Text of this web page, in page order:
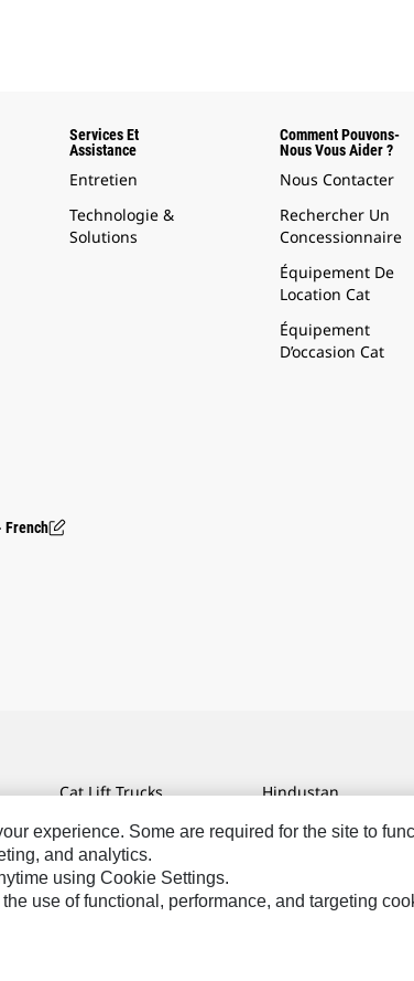
Services Et
Assistance
Entretien
Technologie &
Solutions
Comment Pouvons-
Nous Vous Aider ?
Nous Contacter
Rechercher Un
Concessionnaire
Équipement De
Location Cat
Équipement
D’occasion Cat
French
Cat Lift Trucks
Anchor
AsiaTrak
FG Wilson
Hindustan
MaK
VisionLink
experience. Some are required for the site to
and analytics.
using Cookie Settings.
use of functional, performance, and targeting